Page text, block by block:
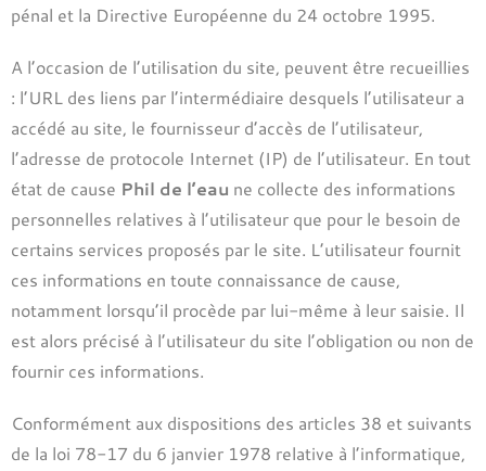
pénal et la Directive Européenne du 24 octobre 1995.
A l’occasion de l’utilisation du site, peuvent être recueillies
: l’URL des liens par l’intermédiaire desquels l’utilisateur a
accédé au site, le fournisseur d’accès de l’utilisateur,
l’adresse de protocole Internet (IP) de l’utilisateur. En tout
état de cause Phil de l’eau ne collecte des informations
personnelles relatives à l’utilisateur que pour le besoin de
certains services proposés par le site. L’utilisateur fournit
ces informations en toute connaissance de cause,
notamment lorsqu’il procède par lui-même à leur saisie. Il
est alors précisé à l’utilisateur du site l’obligation ou non de
fournir ces informations.
Conformément aux dispositions des articles 38 et suivants
de la loi 78-17 du 6 janvier 1978 relative à l’informatique,